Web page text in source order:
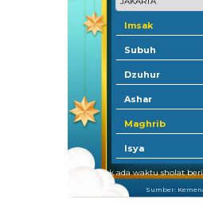
Imsak
Subuh
Dzuhur
Ashar
Maghrib
Isya
Tidak ada waktu sholat
Sumber: